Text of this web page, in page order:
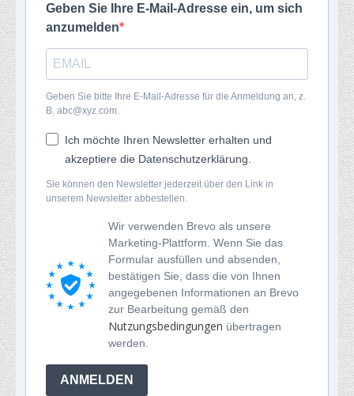
Geben Sie Ihre E-Mail-Adresse ein, um sich
anzumelden
Geben Sie bitte Ihre E-Mail-Adresse für die Anmeldung an, z.
B. abc@xyz.com.
Ich möchte Ihren Newsletter erhalten und
akzeptiere die Datenschutzerklärung.
Sie können den Newsletter jederzeit über den Link in
unserem Newsletter abbestellen.
Wir verwenden Brevo als unsere
Marketing-Plattform. Wenn Sie das
Formular ausfüllen und absenden,
bestätigen Sie, dass die von Ihnen
angegebenen Informationen an Brevo
zur Bearbeitung gemäß den
Nutzungsbedingungen übertragen
werden.
ANMELDEN